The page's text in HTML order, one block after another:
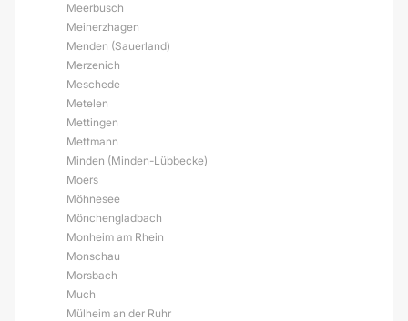
Meerbusch
Meinerzhagen
Menden (Sauerland)
Merzenich
Meschede
Metelen
Mettingen
Mettmann
Minden (Minden-Lübbecke)
Moers
Möhnesee
Mönchengladbach
Monheim am Rhein
Monschau
Morsbach
Much
Mülheim an der Ruhr